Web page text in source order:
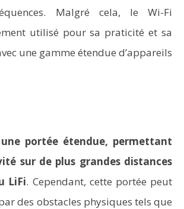
Malgré cela, le Wi-Fi
utilisé pour sa praticité et sa
une gamme étendue d’appareils
une portée étendue, permettant
sur de plus grandes distances
LiFi. Cependant, cette portée peut
des obstacles physiques tels que